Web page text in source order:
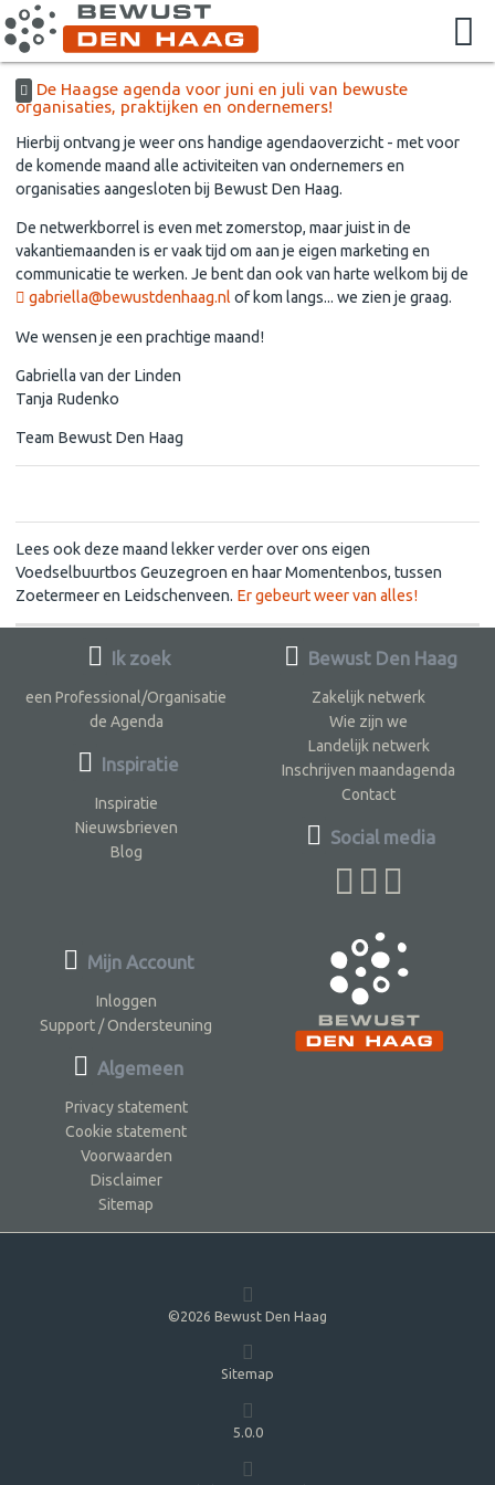
De Haagse agenda voor juni en juli van bewuste
organisaties, praktijken en ondernemers!
Hierbij ontvang je weer ons handige agendaoverzicht - met voor
de komende maand alle activiteiten van ondernemers en
organisaties aangesloten bij Bewust Den Haag.
De netwerkborrel is even met zomerstop, maar juist in de
vakantiemaanden is er vaak tijd om aan je eigen marketing en
communicatie te werken. Je bent dan ook van harte welkom bij de
gabriella@bewustdenhaag.nlof kom langs... we zien je graag.
We wensen je een prachtige maand!
Gabriella van der Linden
Tanja Rudenko
Team Bewust Den Haag
Lees ook deze maand lekker verder over ons eigen
Voedselbuurtbos Geuzegroen en haar Momentenbos, tussen
Zoetermeer en Leidschenveen. Er gebeurt weer van alles!
Ik zoek
een Professional/Organisatie
de Agenda
Inspiratie
Inspiratie
Nieuwsbrieven
Blog
Bewust Den Haag
Zakelijk netwerk
Wie zijn we
Landelijk netwerk
Inschrijven maandagenda
Contact
Social media
Mijn Account
Inloggen
Support / Ondersteuning
Algemeen
Privacy statement
Cookie statement
Voorwaarden
Disclaimer
Sitemap
©2026 Bewust Den Haag
Sitemap
5.0.0